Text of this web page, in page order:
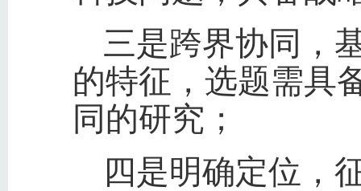
三是跨界协同，
的特征，选题需具
同的研究；
四是明确定位，